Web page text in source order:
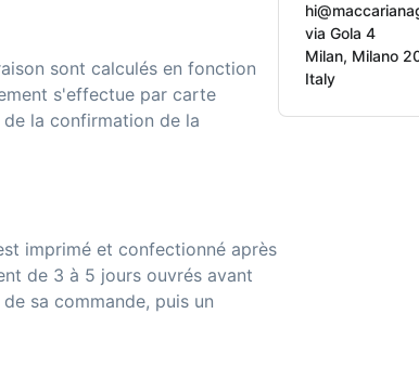
sont calculés en fonction
s'effectue par carte
la confirmation de la
imprimé et confectionné après
de 3 à 5 jours ouvrés avant
sa commande, puis un
via Gola 4
Milan, Milano
Italy